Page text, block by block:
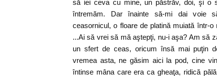
să iei ceva cu mine, un păstrăv, doi, şi o
întremăm. Dar înainte să-mi dai voie
ceasornicul, o floare de platină muiată într-
...Ai să vrei să mă aştepţi, nu-i aşa? Am să
un sfert de ceas, oricum însă mai puţin
vremea asta, ne găsim aici la pod, cine
întinse mâna care era ca gheaţa, ridică